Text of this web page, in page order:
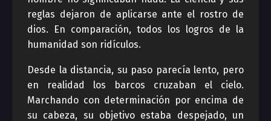
reglas dejaron de aplicarse ante el rostro de
dios. En comparación, todos los logros de la
humanidad son ridículos.
Desde la distancia, su paso parecía lento, pero
en realidad los barcos cruzaban el cielo.
Marchando con determinación por encima de
su cabeza, su objetivo estaba despejado, un